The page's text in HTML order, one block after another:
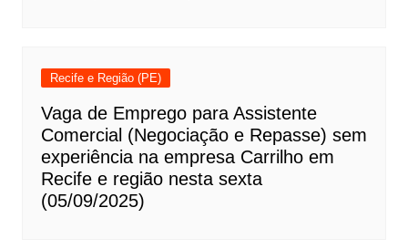
Recife e Região (PE)
Vaga de Emprego para Assistente
Comercial (Negociação e Repasse) sem
experiência na empresa Carrilho em
Recife e região nesta sexta
(05/09/2025)